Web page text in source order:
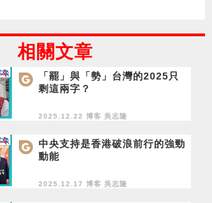
相關文章
「罷」與「勢」台灣的2025只
剩這兩字？
2025.12.22 博客 吳志隆
中央支持是香港破浪前行的強勁
動能
2025.12.17 博客 吳志隆